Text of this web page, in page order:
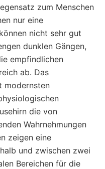
zum Menschen
nur eine
nicht sehr gut
dunklen Gängen,
empfindlichen
ab. Das
modernsten
die von
Wahrnehmungen
zeigen eine
und zwischen zwei
Bereichen für die